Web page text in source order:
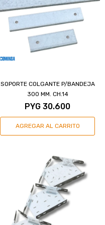
SOPORTE COLGANTE P/BANDEJA
300 MM. CH.14
PYG 30.600